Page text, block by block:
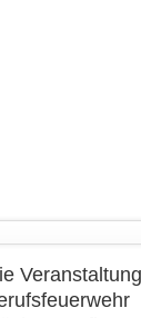
Veranstaltung